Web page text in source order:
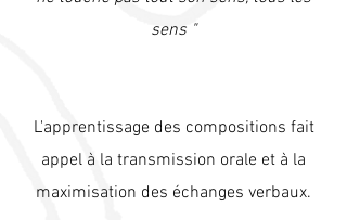
sens "
L'apprentissage des compositions fait
appel à la transmission orale et à la
maximisation des échanges verbaux.